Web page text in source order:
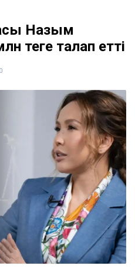
Назым
теңге талап етті